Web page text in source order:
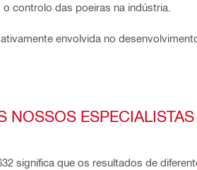
controlo das poeiras na indústria.
envolvida no
NOSSOS
significa que os resultados de